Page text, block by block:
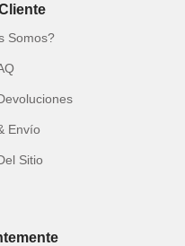
Somos?
Envío
Sitio